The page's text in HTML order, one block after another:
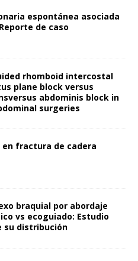
espontánea asociada
de caso
rhomboid intercostal
plane block versus
abdominis block in
surgeries
en fractura de cadera
braquial por abordaje
vs ecoguiado: Estudio
su distribución